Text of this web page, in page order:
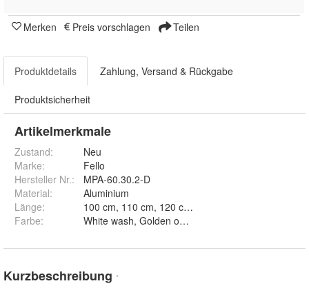
Merken Preis vorschlagen Teilen
Produktdetails Zahlung, Versand & Rückgabe
Produktsicherheit
Artikelmerkmale
Zustand:
Neu
Marke:
Fello
Hersteller Nr.:
MPA-60.30.2-D
Material:
Aluminium
Länge:
Farbe: White wash, Golden oak, Sheffield oak, Pine
Kurzbeschreibung *